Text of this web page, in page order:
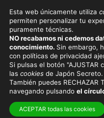
Viajar a Japón Destinos
Shibuya Sky,
mirador con
Tokio
Sus paredes de cristal,
la calle y el casi
Esta web únicamente utiliza
permiten personalizar tu
puramente técnicas.
NO recabamos ni cedemos
conocimiento. Sin embargo,
con políticas de privacidad
Si pulsas el botón "AJUSTAR
las cookies de Japón Secreto.
También puedes RECHAZAR
navegando pulsando el
ACEPTAR todas las cookies